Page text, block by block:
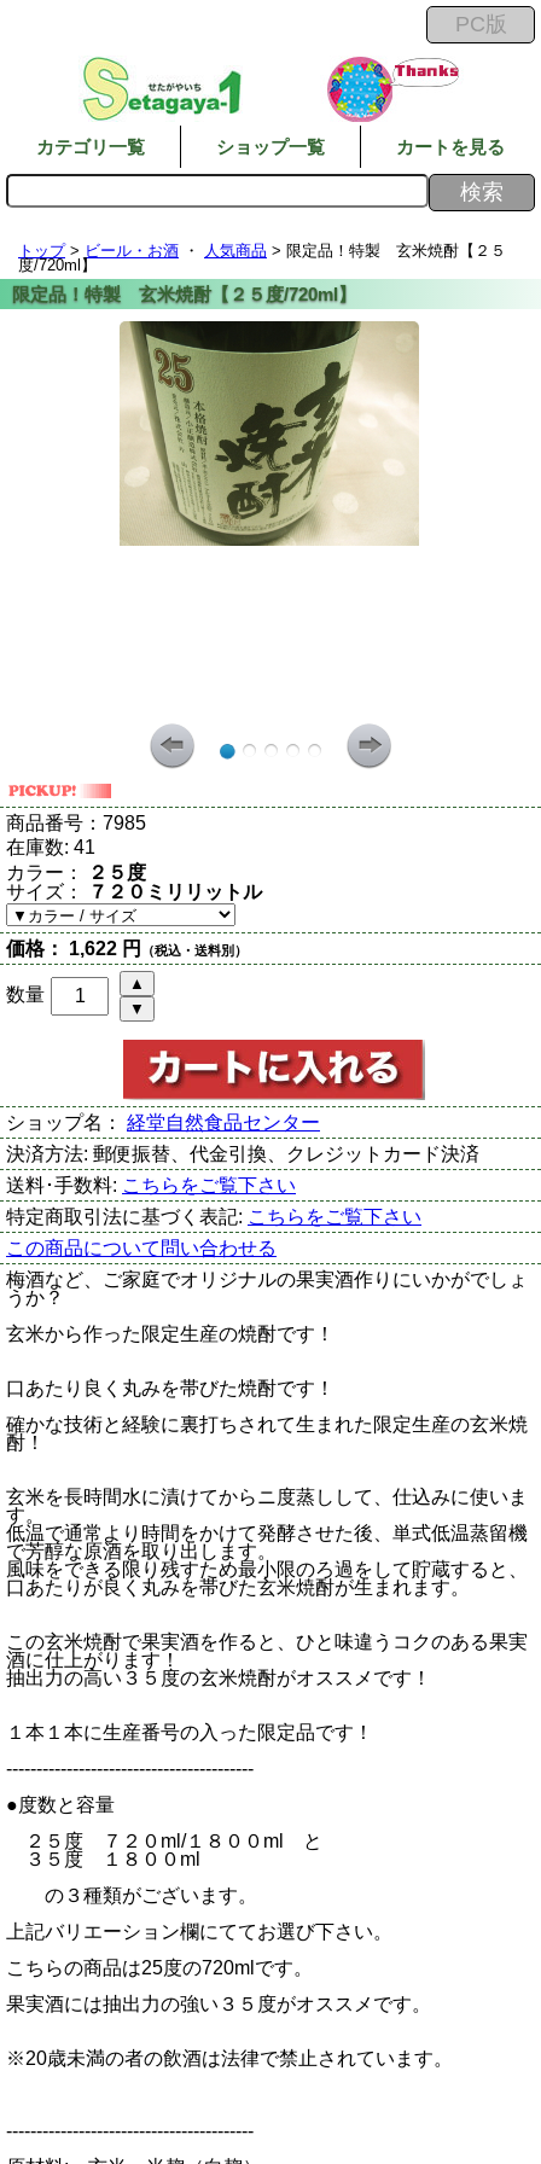
カテゴリ一覧 ショップ一覧 カートを見る
トップ> ビール・お酒 ・ 人気商品 > 限定品！特製 玄米焼酎【２５
度/720ml】
商品番号： 7985
在庫数: 41
カラー：
２５度
サイズ：
７２０ミリリットル
価格： 1,622 円 （税込・送料別）
数量
ショップ名： 経堂自然食品センター
決済方法: 郵便振替、代金引換、クレジットカード決済
送料･手数料: こちらをご覧下さい
特定商取引法に基づく表記: こちらをご覧下さい
この商品について問い合わせる
梅酒など、ご家庭でオリジナルの果実酒作りにいかがでしょ
うか？
玄米から作った限定生産の焼酎です！
口あたり良く丸みを帯びた焼酎です！
確かな技術と経験に裏打ちされて生まれた限定生産の玄米焼
酎！
玄米を長時間水に漬けてからニ度蒸しして、仕込みに使いま
す。
低温で通常より時間をかけて発酵させた後、単式低温蒸留機
で芳醇な原酒を取り出します。
風味をできる限り残すため最小限のろ過をして貯蔵すると、
口あたりが良く丸みを帯びた玄米焼酎が生まれます。
この玄米焼酎で果実酒を作ると、ひと味違うコクのある果実
酒に仕上がります！
抽出力の高い３５度の玄米焼酎がオススメです！
１本１本に生産番号の入った限定品です！
-----------------------------------------
●度数と容量
２５度 ７２０ml/１８００ml と
３５度 １８００ml
の３種類がございます。
上記バリエーション欄にててお選び下さい。
こちらの商品は25度の720mlです。
果実酒には抽出力の強い３５度がオススメです。
※20歳未満の者の飲酒は法律で禁止されています。
-----------------------------------------